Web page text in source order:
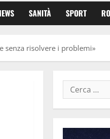
SANITÀ SPORT
senza risolvere i problemi»
Ricerca
per: